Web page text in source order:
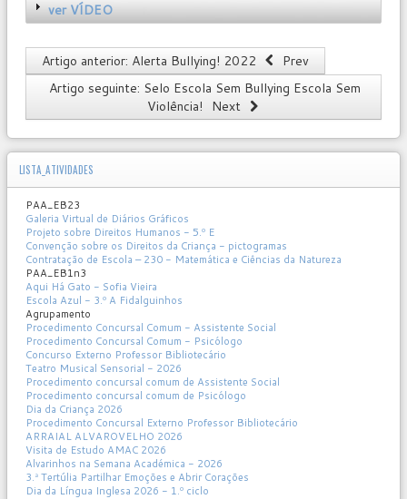
ver VÍDEO
Artigo anterior: Alerta Bullying! 2022
Prev
Artigo seguinte: Selo Escola Sem Bullying Escola Sem
Violência! Next
LISTA_ATIVIDADES
PAA_EB23
Galeria Virtual de Diários Gráficos
Projeto sobre Direitos Humanos - 5.º E
Convenção sobre os Direitos da Criança - pictogramas
Contratação de Escola – 230 - Matemática e Ciências da Natureza
PAA_EB1n3
Aqui Há Gato - Sofia Vieira
Escola Azul - 3.º A Fidalguinhos
Agrupamento
Procedimento Concursal Comum - Assistente Social
Procedimento Concursal Comum - Psicólogo
Concurso Externo Professor Bibliotecário
Teatro Musical Sensorial - 2026
Procedimento concursal comum de Assistente Social
Procedimento concursal comum de Psicólogo
Dia da Criança 2026
Procedimento Concursal Externo Professor Bibliotecário
ARRAIAL ALVAROVELHO 2026
Visita de Estudo AMAC 2026
Alvarinhos na Semana Académica - 2026
3.ª Tertúlia Partilhar Emoções e Abrir Corações
Dia da Língua Inglesa 2026 - 1.º ciclo